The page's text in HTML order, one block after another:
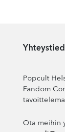
Popcult
Fandom
Ota meihin